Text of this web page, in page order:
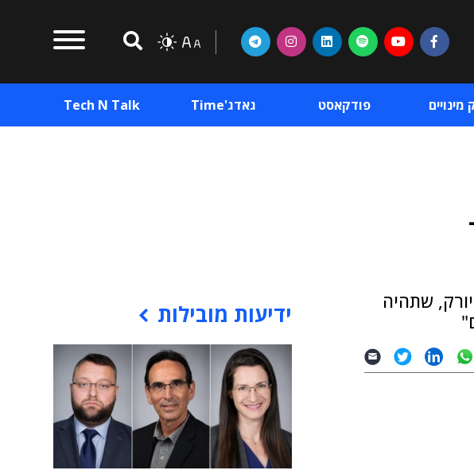
מינויים פודקאסט גאדג'Time Tech N Talk
שתהיה
ידיעות מובילות